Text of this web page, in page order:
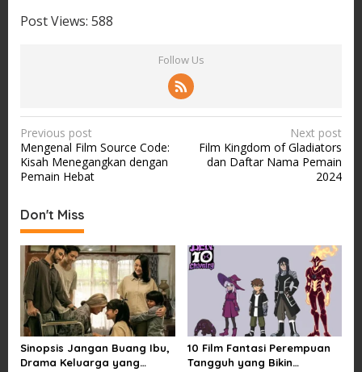
Post Views: 588
Follow Us
P
o
s
n
a
v
i
g
a
t
Previous post
Mengenal Film Source Code:
Kisah Menegangkan dengan
Pemain Hebat
Next post
Film Kingdom of Gladiators
dan Daftar Nama Pemain
2024
Don't Miss
Sinopsis Jangan Buang Ibu,
Drama Keluarga yang
10 Film Fantasi Perempuan
Tangguh yang Bikin